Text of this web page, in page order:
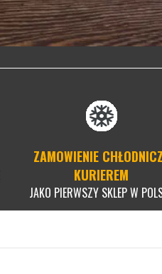
ZAMOWIENIE
KURIEREM
JAKO PIERWSZY SKLEP W